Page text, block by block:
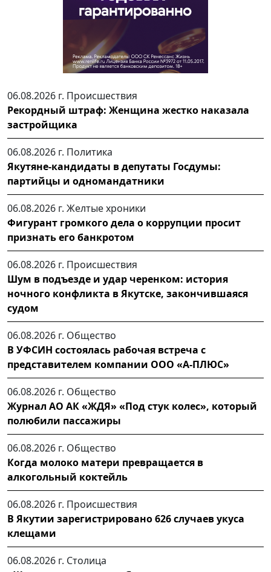
06.08.2026 г. Происшествия
Рекордный штраф: Женщина жестко наказала
застройщика
06.08.2026 г. Политика
Якутяне-кандидаты в депутаты Госдумы:
партийцы и одномандатники
06.08.2026 г. Желтые хроники
Фигурант громкого дела о коррупции просит
признать его банкротом
06.08.2026 г. Происшествия
Шум в подъезде и удар черенком: история
ночного конфликта в Якутске, закончившаяся
судом
06.08.2026 г. Общество
В УФСИН состоялась рабочая встреча с
представителем компании ООО «А-ПЛЮС»
06.08.2026 г. Общество
Журнал АО АК «ЖДЯ» «Под стук колес», который
полюбили пассажиры
06.08.2026 г. Общество
Когда молоко матери превращается в
алкогольный коктейль
06.08.2026 г. Происшествия
В Якутии зарегистрировано 626 случаев укуса
клещами
06.08.2026 г. Столица